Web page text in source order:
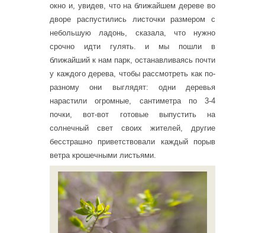
окно и, увидев, что на ближайшем дереве во
дворе распустились листочки размером с
небольшую ладонь, сказала, что нужно
срочно идти гулять. и мы пошли в
ближайший к нам парк, останавливаясь почти
у каждого дерева, чтобы рассмотреть как по-
разному они выглядят: одни деревья
нарастили огромные, сантиметра по 3-4
почки, вот-вот готовые выпустить на
солнечный свет своих жителей, другие
бесстрашно приветствовали каждый порыв
ветра крошечными листьями.